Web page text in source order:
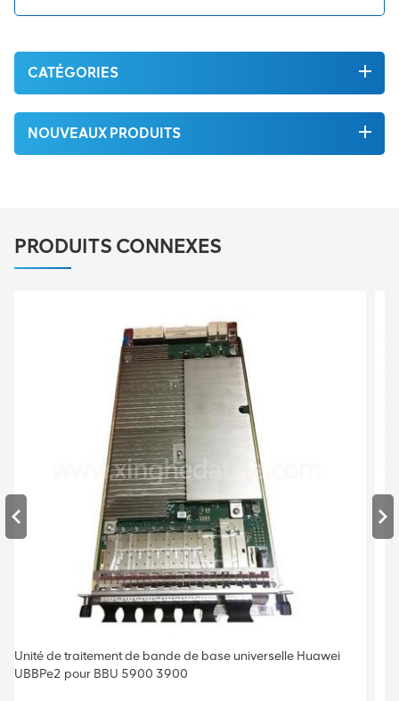
CATÉGORIES
NOUVEAUX PRODUITS
PRODUITS CONNEXES
Unité de traitement de bande de base universelle Huawei
UBBPe4 pour BBU 5900 3900